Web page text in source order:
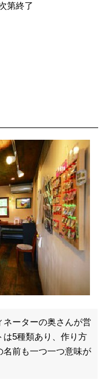
第終了
ーターの奥さんが営
5種類あり、作り方
前も一つ一つ意味が